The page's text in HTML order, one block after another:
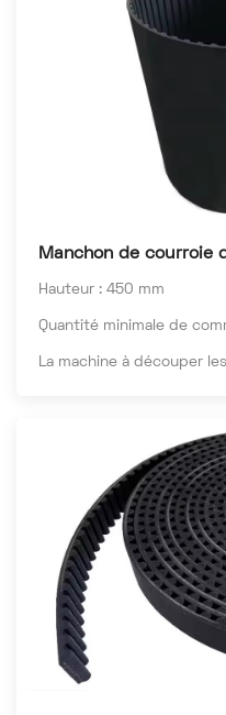
Manchon de courroie
Hauteur : 450 mm
Quantité minimale de
La machine à découper